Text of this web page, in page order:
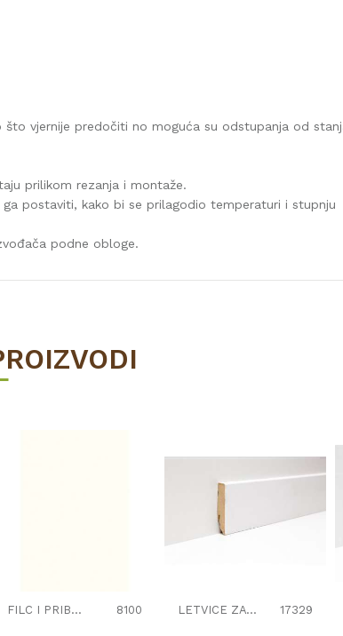
vjernije predočiti no moguća su odstupanja od
prilikom rezanja i montaže.
postaviti, kako bi se prilagodio temperaturi i stupnju
podne obloge.
8
FILC I PRIBOR 8100 LETVICE ZA LAMINAT 17329